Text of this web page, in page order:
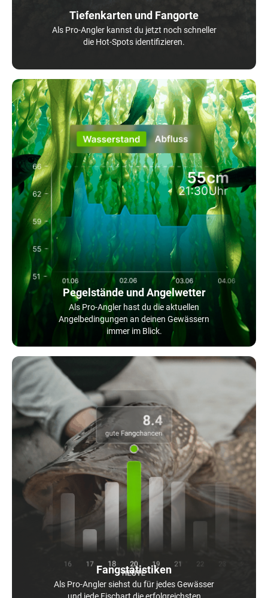
Tiefenkarten und Fangorte
Als Pro-Angler kannst du jetzt noch schneller
die Hot-Spots identifizieren.
Pegelstände und Angelwetter
Als Pro-Angler hast du die aktuellen
Angelbedingungen an deinen Gewässern
immer im Blick.
Fangstatistiken
Als Pro-Angler siehst du für jedes Gewässer
und jede Fischart die erfolgreichsten